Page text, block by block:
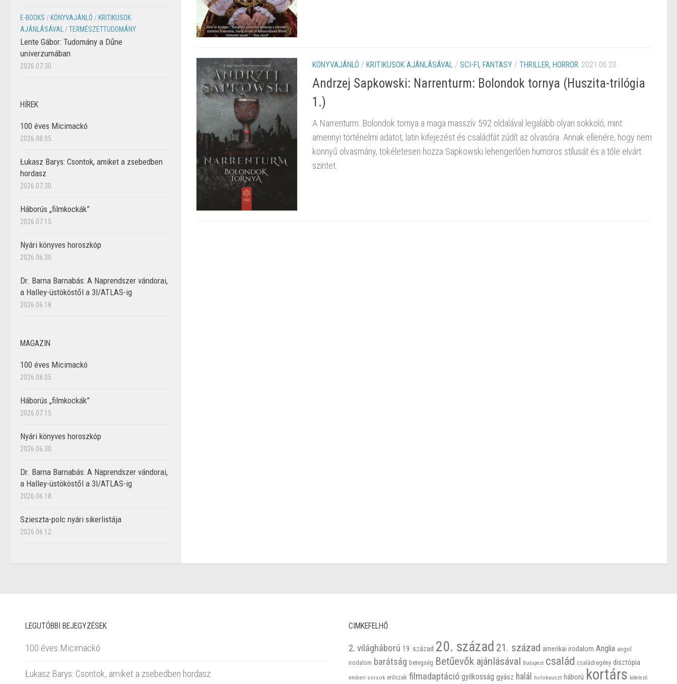
KÖNYVAJÁNLÓ / KRITIKUSOK AJÁNLÁSÁVAL / SCI-FI, FANTASY / THRILLER, HORROR 2021.06.23.
Andrzej Sapkowski: Narrenturm: Bolondok tornya (Huszita-trilógia
1.)
A Narrenturm: Bolondok tornya a maga masszív 592 oldalával legalább olyan sokkoló, mint
amennyi történelmi adatot, latin kifejezést és családfát zúdít az olvasóra. Annak ellenére, hogy nem
könnyű olvasmány, tökéletesen hozza Sapkowski lehengerlően humoros stílusát és a tőle elvárt
szintet.
E-BOOKS / KÖNYVAJÁNLÓ / KRITIKUSOK
AJÁNLÁSÁVAL
/TERMÉSZETTUDOMÁNY
Lente Gábor: Tudomány a Dűne
univerzumában
2026.07.30.
HÍREK
100 éves Micimackó
2026.08.05.
Łukasz Barys: Csontok, amiket a zsebedben
hordasz
2026.07.30.
Háborús „filmkockák”
2026.07.15.
Nyári könyves horoszkóp
2026.06.30.
Dr. Barna Barnabás: A Naprendszer vándorai,
a Halley-üstököstől a 3I/ATLAS-ig
2026.06.18.
MAGAZIN
100 éves Micimackó
2026.08.05.
Háborús „filmkockák”
2026.07.15.
Nyári könyves horoszkóp
2026.06.30.
Dr. Barna Barnabás: A Naprendszer vándorai,
a Halley-üstököstől a 3I/ATLAS-ig
2026.06.18.
Szieszta-polc nyári sikerlistája
2026.06.12.
LEGUTÓBBI BEJEGYZÉSEK
100 éves Micimackó
Łukasz Barys: Csontok, amiket a zsebedben hordasz
CIMKEFELHŐ
2. világháború 19. század 20. század 21. század amerikai irodalom Anglia angol
irodalom barátság betegség Betűevők ajánlásával Budapest család családregény disztópia
emberi sorsok erőszak filmadaptáció gyilkosság gyász halál holokauszt háború kortárs kötelező